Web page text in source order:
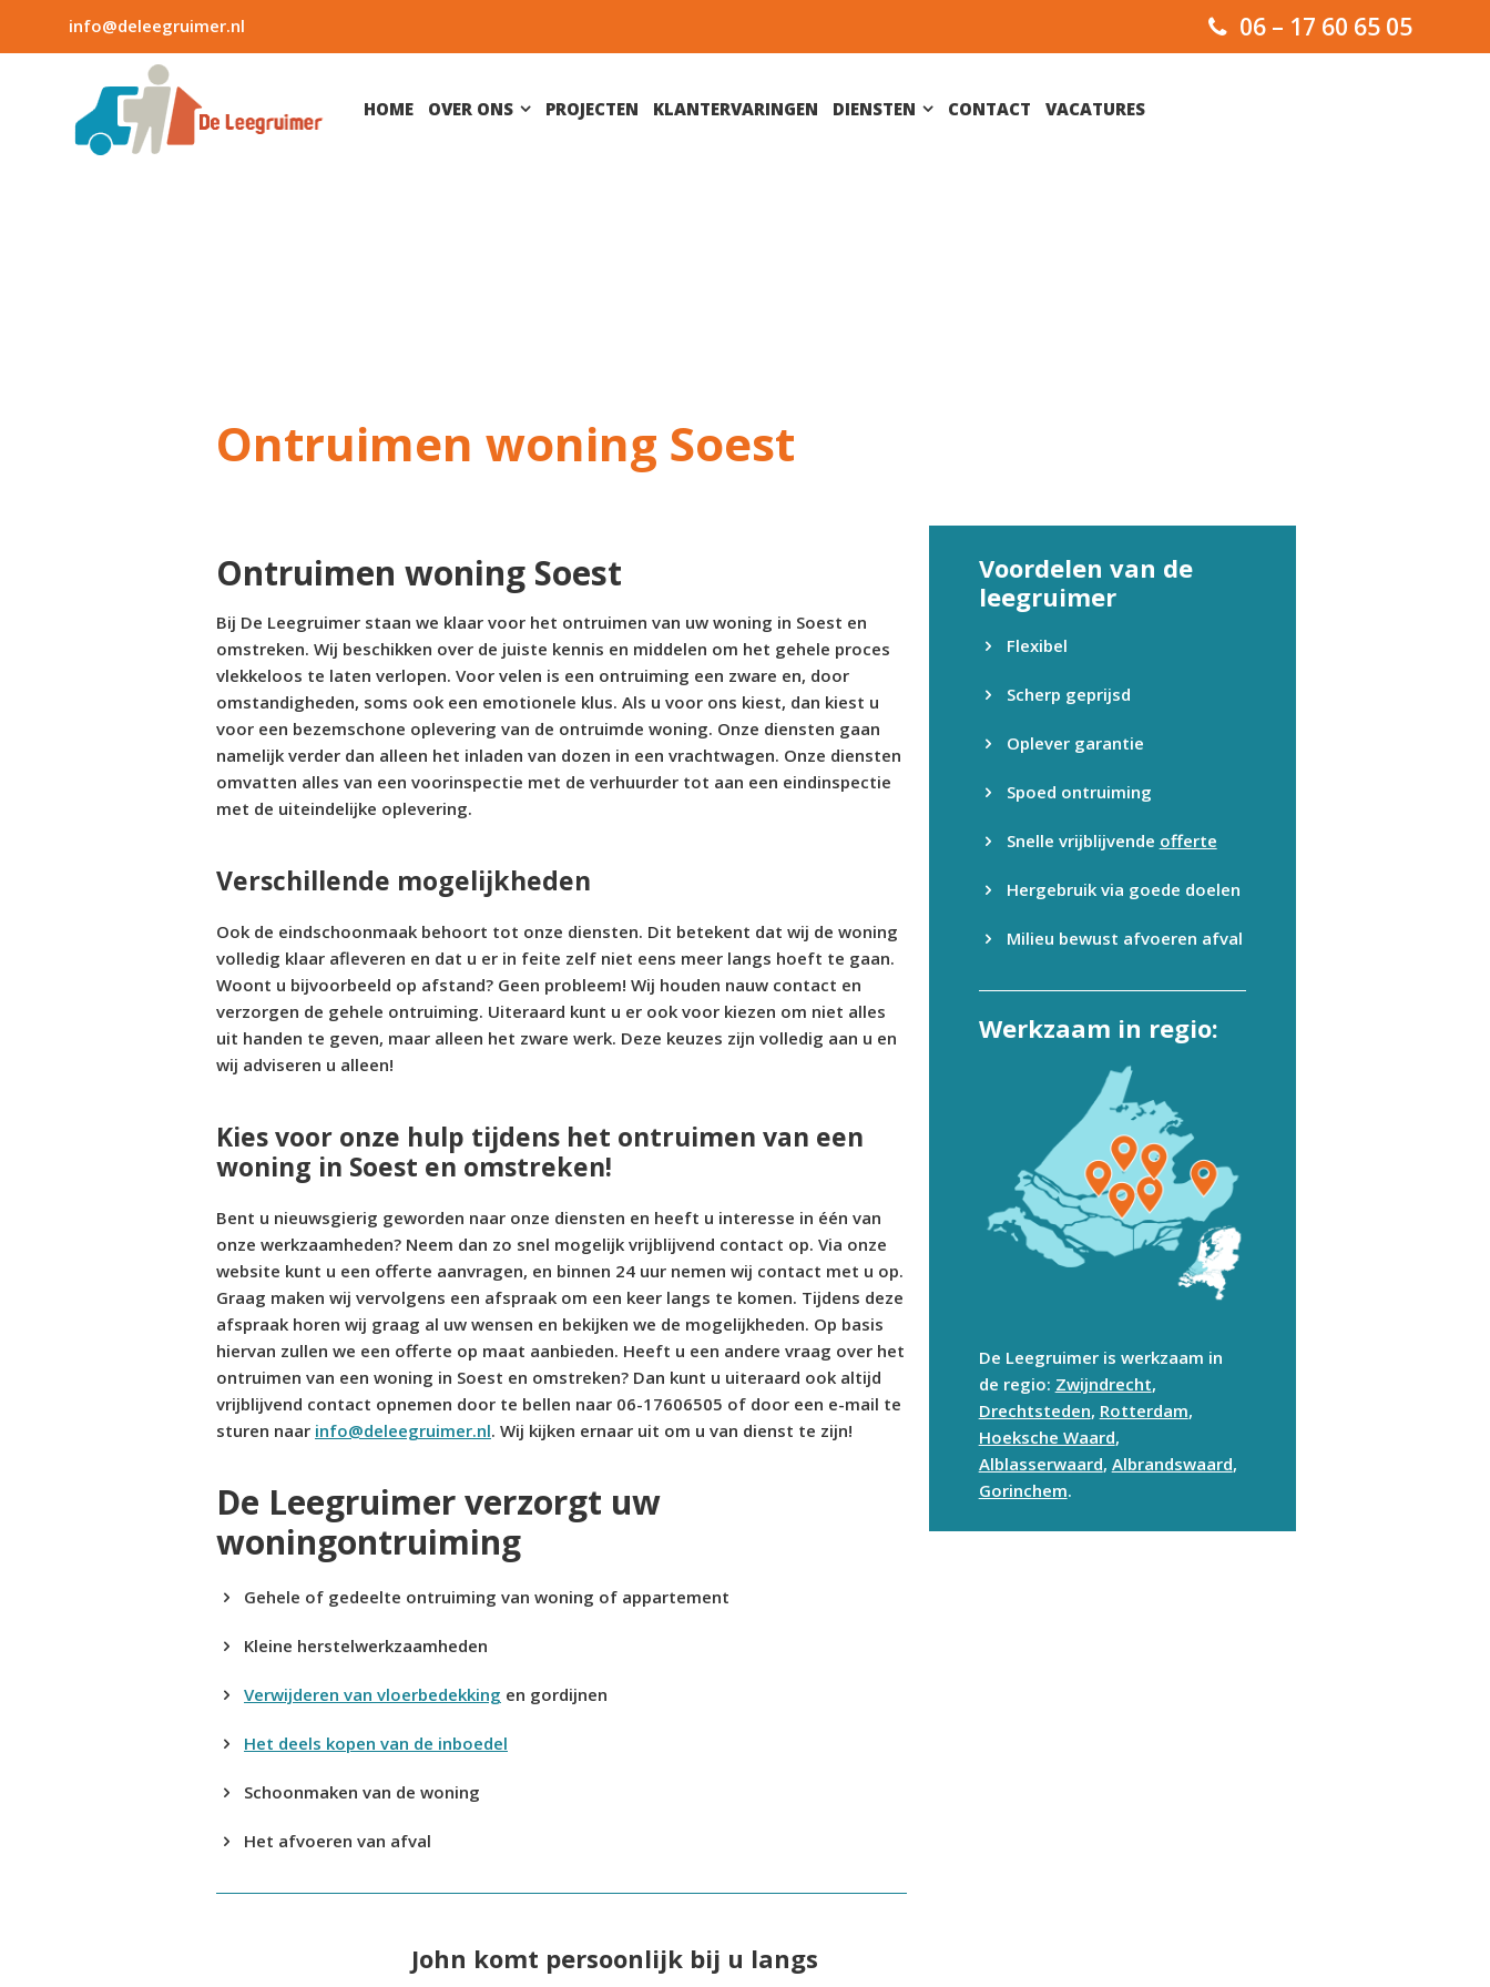
info@deleegruimer.nl 06 – 17 60 65 05
HOME OVER ONS PROJECTEN KLANTERVARINGEN DIENSTEN CONTACT VACATURES
Ontruimen woning Soest
Ontruimen woning Soest
Bij De Leegruimer staan we klaar voor het ontruimen van uw woning in Soest en
omstreken. Wij beschikken over de juiste kennis en middelen om het gehele proces
vlekkeloos te laten verlopen. Voor velen is een ontruiming een zware en, door
omstandigheden, soms ook een emotionele klus. Als u voor ons kiest, dan kiest u
voor een bezemschone oplevering van de ontruimde woning. Onze diensten gaan
namelijk verder dan alleen het inladen van dozen in een vrachtwagen. Onze diensten
omvatten alles van een voorinspectie met de verhuurder tot aan een eindinspectie
met de uiteindelijke oplevering.
Verschillende mogelijkheden
Ook de eindschoonmaak behoort tot onze diensten. Dit betekent dat wij de woning
volledig klaar afleveren en dat u er in feite zelf niet eens meer langs hoeft te gaan.
Woont u bijvoorbeeld op afstand? Geen probleem! Wij houden nauw contact en
verzorgen de gehele ontruiming. Uiteraard kunt u er ook voor kiezen om niet alles
uit handen te geven, maar alleen het zware werk. Deze keuzes zijn volledig aan u en
wij adviseren u alleen!
Kies voor onze hulp tijdens het ontruimen van een
woning in Soest en omstreken!
Bent u nieuwsgierig geworden naar onze diensten en heeft u interesse in één van
onze werkzaamheden? Neem dan zo snel mogelijk vrijblijvend contact op. Via onze
website kunt u een offerte aanvragen, en binnen 24 uur nemen wij contact met u op.
Graag maken wij vervolgens een afspraak om een keer langs te komen. Tijdens deze
afspraak horen wij graag al uw wensen en bekijken we de mogelijkheden. Op basis
hiervan zullen we een offerte op maat aanbieden. Heeft u een andere vraag over het
ontruimen van een woning in Soest en omstreken? Dan kunt u uiteraard ook altijd
vrijblijvend contact opnemen door te bellen naar 06-17606505 of door een e-mail te
sturen naar info@deleegruimer.nl. Wij kijken ernaar uit om u van dienst te zijn!
De Leegruimer verzorgt uw
woningontruiming
Gehele of gedeelte ontruiming van woning of appartement
Kleine herstelwerkzaamheden
Verwijderen van vloerbedekking en gordijnen
Het deels kopen van de inboedel
Schoonmaken van de woning
Het afvoeren van afval
John komt persoonlijk bij u langs
Voordelen van de
leegruimer
Flexibel
Scherp geprijsd
Oplever garantie
Spoed ontruiming
Snelle vrijblijvende offerte
Hergebruik via goede doelen
Milieu bewust afvoeren afval
Werkzaam in regio:
De Leegruimer is werkzaam in
de regio: Zwijndrecht,
Drechtsteden, Rotterdam,
Hoeksche Waard,
Alblasserwaard, Albrandswaard,
Gorinchem.